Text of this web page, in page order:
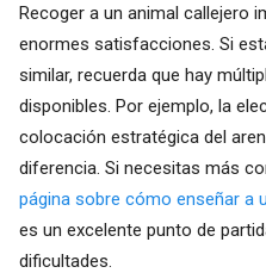
Recoger a un animal callejero
enormes satisfacciones. Si
similar, recuerda que hay
disponibles. Por ejemplo, la
colocación estratégica del
diferencia. Si necesitas más
página sobre cómo enseñar a
es un excelente punto de
dificultades.